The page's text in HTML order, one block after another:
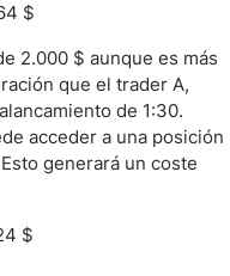
$
2.000 $ aunque es más
que el trader A,
de 1:30.
acceder a una posición
generará un coste
$